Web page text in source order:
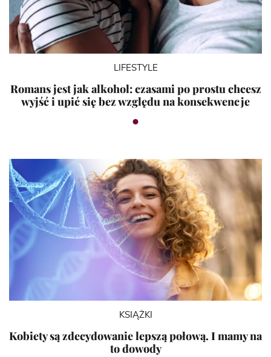
LIFESTYLE
Romans jest jak alkohol: czasami po prostu chcesz
wyjść i upić się bez względu na konsekwencje
KSIĄŻKI
Kobiety są zdecydowanie lepszą połową. I mamy na
to dowody